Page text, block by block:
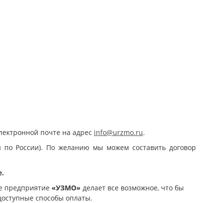
почте на адрес info@urzmo.ru.
России). По желанию мы можем составить договор
предприятие «УЗМО» делает все возможное, что бы
способы оплаты.